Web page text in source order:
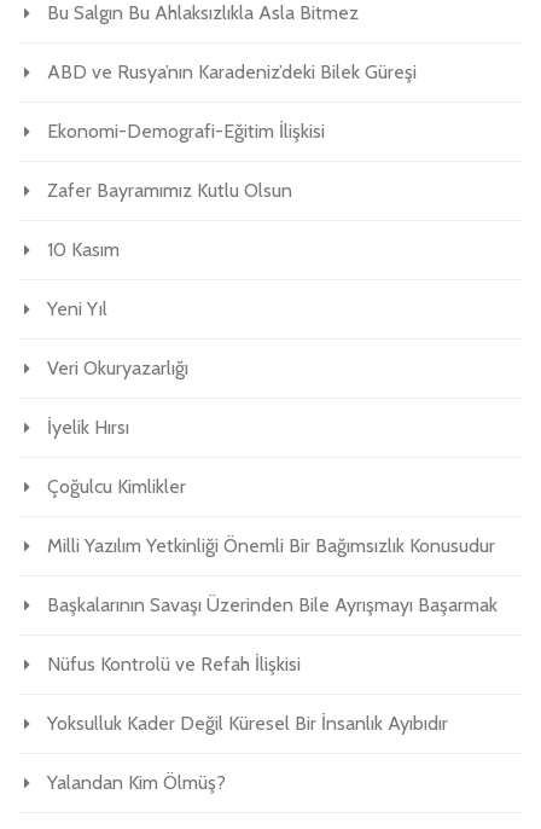
Bu Salgın Bu Ahlaksızlıkla Asla Bitmez
ABD ve Rusya’nın Karadeniz’deki Bilek Güreşi
Ekonomi-Demografi-Eğitim İlişkisi
Zafer Bayramımız Kutlu Olsun
10 Kasım
Yeni Yıl
Veri Okuryazarlığı
İyelik Hırsı
Çoğulcu Kimlikler
Milli Yazılım Yetkinliği Önemli Bir Bağımsızlık Konusudur
Başkalarının Savaşı Üzerinden Bile Ayrışmayı Başarmak
Nüfus Kontrolü ve Refah İlişkisi
Yoksulluk Kader Değil Küresel Bir İnsanlık Ayıbıdır
Yalandan Kim Ölmüş?